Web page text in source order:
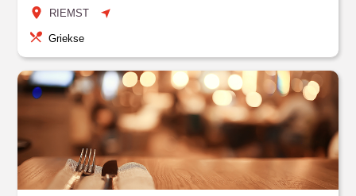
RIEMST
Griekse